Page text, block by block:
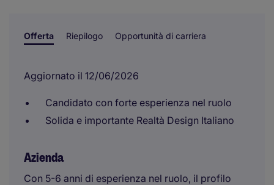
Offerta Riepilogo Opportunità di carriera
Aggiornato il 12/06/2026
Candidato con forte esperienza nel ruolo
Solida e importante Realtà Design Italiano
Azienda
Con 5-6 anni di esperienza nel ruolo, il profilo